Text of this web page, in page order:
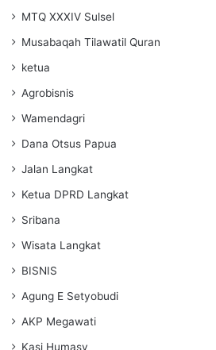
MTQ XXXIV Sulsel
Musabaqah Tilawatil Quran
ketua
Agrobisnis
Wamendagri
Dana Otsus Papua
Jalan Langkat
Ketua DPRD Langkat
Sribana
Wisata Langkat
BISNIS
Agung E Setyobudi
AKP Megawati
Kasi Humasy